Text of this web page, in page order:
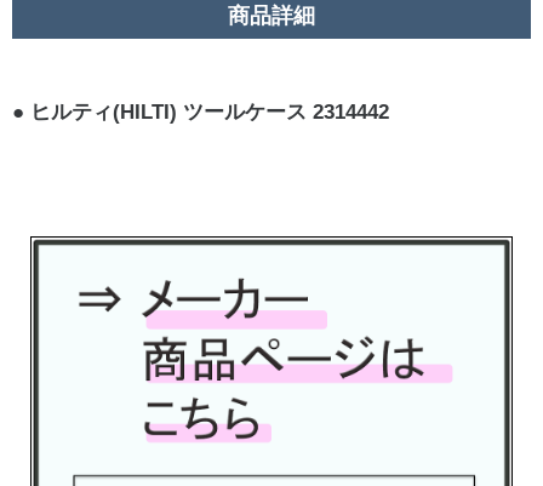
商品詳細
ヒルティ(HILTI) ツールケース 2314442